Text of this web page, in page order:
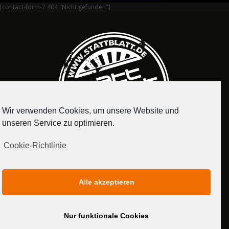
[contact-form-7 404 "Nicht gefunden"]
MEDIADATEN
Wir verwenden Cookies, um unsere Website und
unseren Service zu optimieren.
Cookie-Richtlinie
Alle akzeptieren
Nur funktionale Cookies